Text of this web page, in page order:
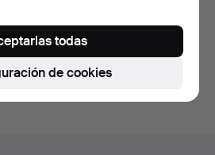
ennuestro archivo de
de cookies
todas